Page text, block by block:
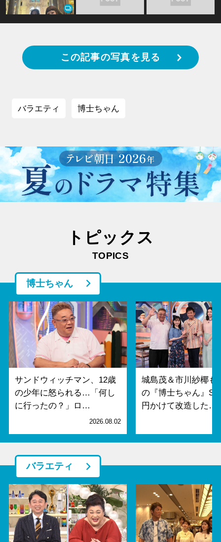
この記事の写真を見る
バラエティ 博士ちゃん
トピックス
TOPICS
博士ちゃん
サンドウィッチマン、12歳
の少年に怒られる…「何し
に行ったの？」ロ…
2026.08.02
城島茂＆市川紗椰も
の『博士ちゃん』
円かけて改造した…
バラエティ